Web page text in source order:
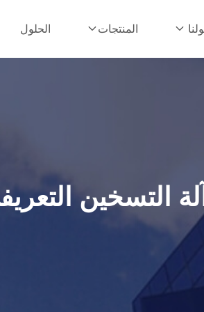
المنتجات الحلول
التسخين